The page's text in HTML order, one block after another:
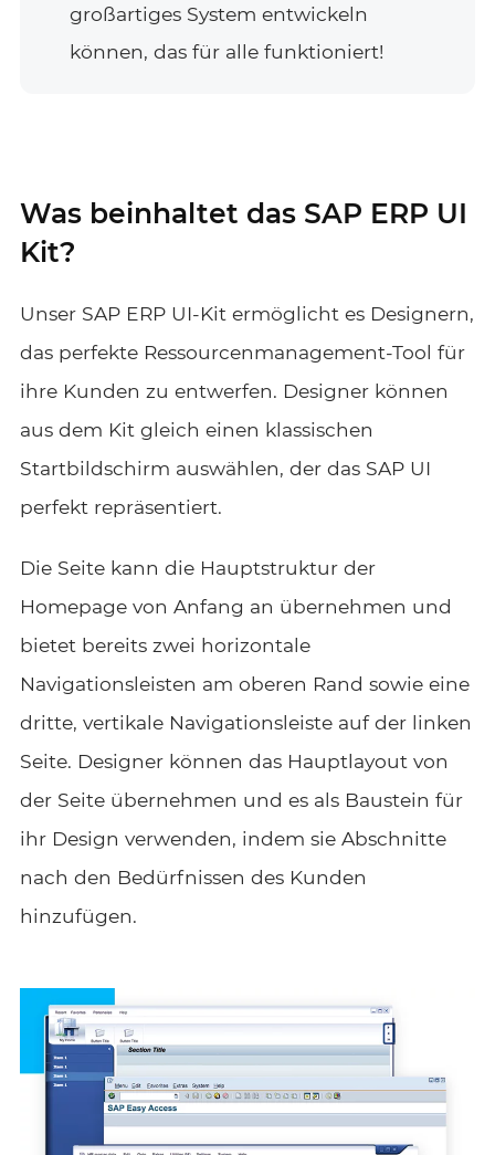
großartiges System entwickeln
können, das für alle funktioniert!
Was beinhaltet das SAP ERP UI
Kit?
Unser SAP ERP UI-Kit ermöglicht es Designern,
das perfekte Ressourcenmanagement-Tool für
ihre Kunden zu entwerfen. Designer können
aus dem Kit gleich einen klassischen
Startbildschirm auswählen, der das SAP UI
perfekt repräsentiert.
Die Seite kann die Hauptstruktur der
Homepage von Anfang an übernehmen und
bietet bereits zwei horizontale
Navigationsleisten am oberen Rand sowie eine
dritte, vertikale Navigationsleiste auf der linken
Seite. Designer können das Hauptlayout von
der Seite übernehmen und es als Baustein für
ihr Design verwenden, indem sie Abschnitte
nach den Bedürfnissen des Kunden
hinzufügen.